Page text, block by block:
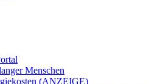
Menschen
(ANZEIGE)